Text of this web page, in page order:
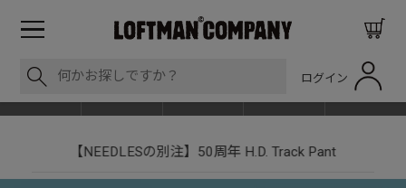
ログイン
【NEEDLESの別注】50周年 H.D. Track Pant